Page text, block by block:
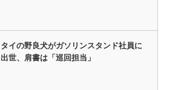
タイの野良犬がガソリンスタンド社員に
出世、肩書は「巡回担当」